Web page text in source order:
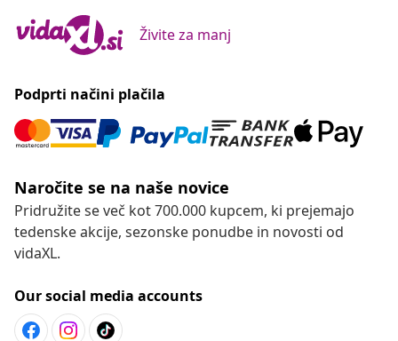
Živite za manj
Podprti načini plačila
Naročite se na naše novice
Pridružite se več kot 700.000 kupcem, ki prejemajo
tedenske akcije, sezonske ponudbe in novosti od
vidaXL.
Our social media accounts